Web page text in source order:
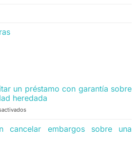
un préstamo con garantía sobre
heredada
solicitar
cancelar embargos sobre una